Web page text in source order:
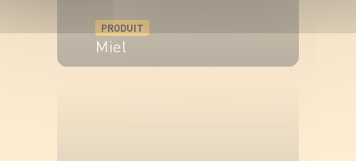
PRODUIT
Miel